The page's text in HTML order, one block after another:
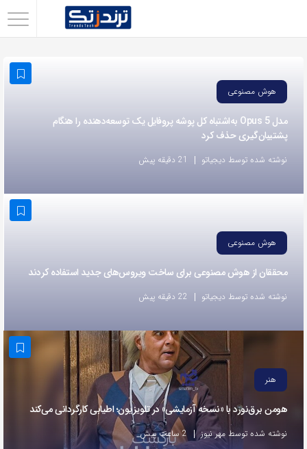
استفاده
از
روش‌های
زیر
این
دوستان
خود
اشتراک
لینک
هوش مصنوعی
مدل Opus 5 به‌اشتباه کل پوشه پروفایل یک توسعه‌دهنده را هنگام
پشتیبان‌گیری حذف کرد
نوشته شده توسط دیجیاتو 21 دقیقه پیش
هوش مصنوعی
محققان از هوش مصنوعی برای ساخت ویروس‌های جدید استفاده کردند
نوشته شده توسط دیجیاتو 22 دقیقه پیش
هنر
هومن برق‌نورد با «نسخه آزمایشی» در تلویزیون؛ اطیابی کارگردانی می‌کند
نوشته شده توسط مهر نیوز 2 ساعت پیش